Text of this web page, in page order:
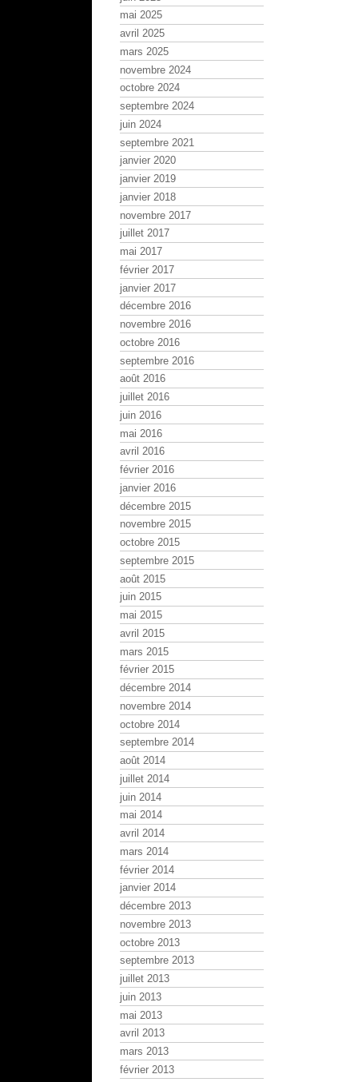
mai 2025
avril 2025
mars 2025
novembre 2024
octobre 2024
septembre 2024
juin 2024
septembre 2021
janvier 2020
janvier 2019
janvier 2018
novembre 2017
juillet 2017
mai 2017
février 2017
janvier 2017
décembre 2016
novembre 2016
octobre 2016
septembre 2016
août 2016
juillet 2016
juin 2016
mai 2016
avril 2016
février 2016
janvier 2016
décembre 2015
novembre 2015
octobre 2015
septembre 2015
août 2015
juin 2015
mai 2015
avril 2015
mars 2015
février 2015
décembre 2014
novembre 2014
octobre 2014
septembre 2014
août 2014
juillet 2014
juin 2014
mai 2014
avril 2014
mars 2014
février 2014
janvier 2014
décembre 2013
novembre 2013
octobre 2013
septembre 2013
juillet 2013
juin 2013
mai 2013
avril 2013
mars 2013
février 2013